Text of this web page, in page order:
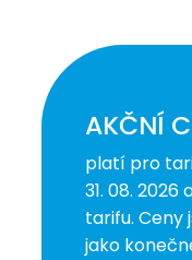
AKČNÍ
platí pro
31. 08.
tarifu. Ceny
jako